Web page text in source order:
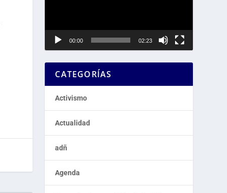
00:00 02:23
CATEGORÍAS
Activismo
Actualidad
adñ
Agenda